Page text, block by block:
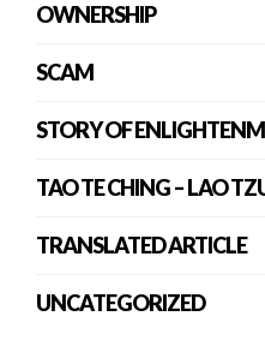
OWNERSHIP
SCAM
STORY OF
TAO TE CHING – LAO
TRANSLATED ARTICLE
UNCATEGORIZED